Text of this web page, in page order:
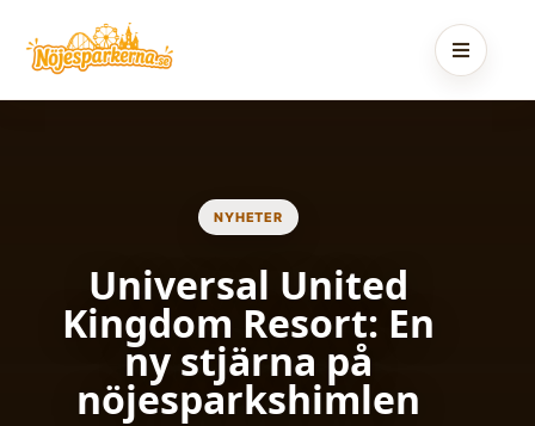
content
NYHETER
Universal United
Kingdom Resort: En
ny stjärna på
nöjesparkshimlen